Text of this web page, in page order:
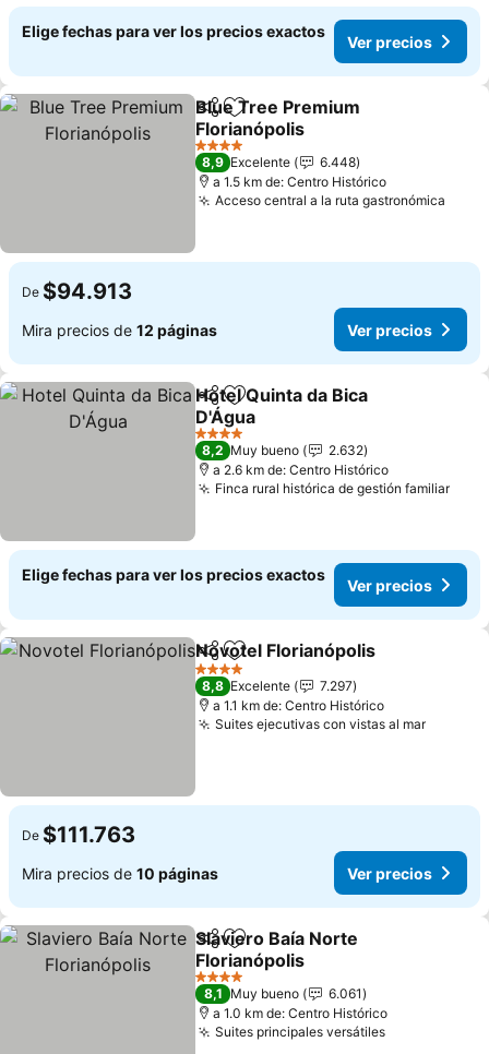
Elige fechas para ver los precios exactos
Ver precios
CompartirAgregar a favoritos
Blue Tree Premium
Florianópolis
Ver precios
4 Estrellas
8,9 Excelente
6.448
a 1.5 km de: Centro Histórico
Acceso central a la ruta gastronómica
De $94.913
Mira precios de 12 páginas Ver precios
CompartirAgregar a favoritos
Hotel Quinta da Bica
D'Água
Ver precios
4 Estrellas
8,2 Muy bueno
2.632
a 2.6 km de: Centro Histórico
Finca rural histórica de gestión familiarVer
Elige fechas para ver los precios exactos
Ver precios
CompartirAgregar a favoritos
Novotel Florianópolis
4 Estrellas
8,8 Excelente
7.297
a 1.1 km de: Centro Histórico
Suites ejecutivas con vistas al marVer
De $111.763
Mira precios de 10 páginas Ver precios
CompartirAgregar a favoritos
Slaviero Baía Norte
Florianópolis
Ver precios
4 Estrellas
8,1 Muy bueno
6.061
a 1.0 km de: Centro Histórico
Suites principales versátilesVer precios